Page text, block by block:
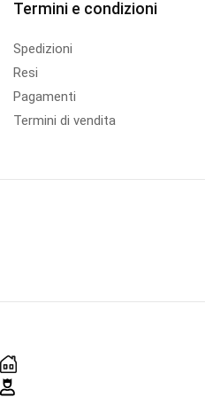
Termini e condizioni
Spedizioni
Resi
Pagamenti
Termini di vendita